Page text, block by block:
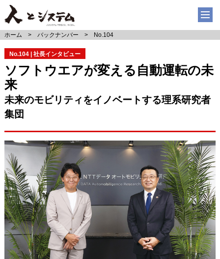
ホーム バックナンバー No.104
No.104 | 社長インタビュー
ソフトウエアが変える自動運転の未
来
未来のモビリティをイノベートする理系研究者
集団